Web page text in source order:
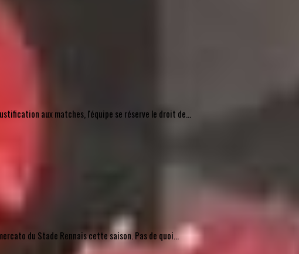
aux matches, l'équipe se réserve le droit de...
du Stade Rennais cette saison. Pas de quoi...